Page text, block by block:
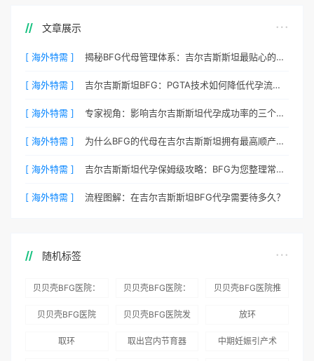
文章展示
[ 海外特需 ] 揭秘BFG代母管理体系：吉尔吉斯斯坦最贴心的生活照顾
[ 海外特需 ] 吉尔吉斯斯坦BFG：PGTA技术如何降低代孕流产风险？
[ 海外特需 ] 专家视角：影响吉尔吉斯斯坦代孕成功率的三个核心要素
[ 海外特需 ] 为什么BFG的代母在吉尔吉斯斯坦拥有最高顺产率？
[ 海外特需 ] 吉尔吉斯斯坦代孕保姆级攻略：BFG为您整理常见QA
[ 海外特需 ] 流程图解：在吉尔吉斯斯坦BFG代孕需要待多久？
随机标签
贝贝壳BFG医院：
务
贝贝壳BFG医院：
术”和“法律支持”
贝贝壳BFG医院推
贝贝壳BFG医院
贝贝壳BFG医院发
放环
取环 取出宫内节育器 中期妊娠引产术